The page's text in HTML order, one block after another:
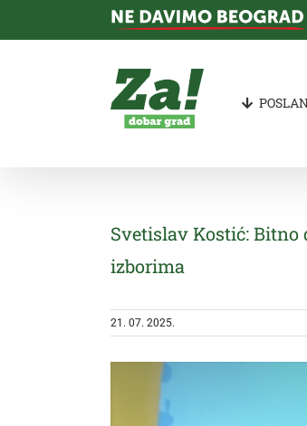
Svetislav Kostić: Bitno
izborima
21. 07. 2025.